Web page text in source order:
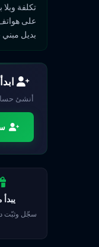
تكلفة
على
بديل مبني
أنشئ
يبدأ
سجّل وثبّت